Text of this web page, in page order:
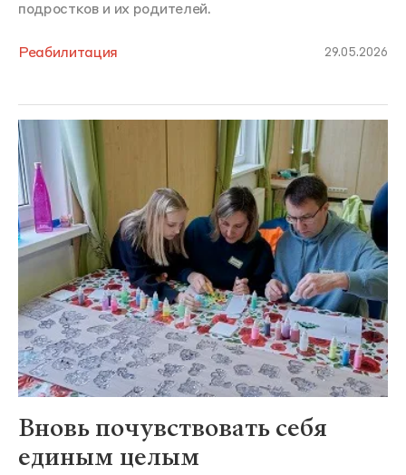
подростков и их родителей.
Реабилитация 29.05.2026
Вновь почувствовать себя
единым целым